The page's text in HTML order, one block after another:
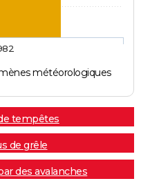
météorologiques
tempêtes
de grêle
des avalanches